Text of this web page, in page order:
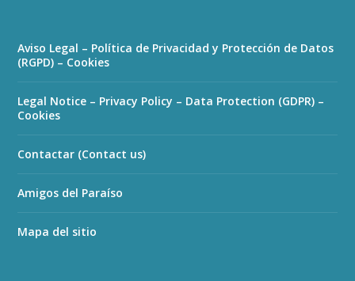
Aviso Legal – Política de Privacidad y Protección de Datos
(RGPD) – Cookies
Legal Notice – Privacy Policy – Data Protection (GDPR) –
Cookies
Contactar (Contact us)
Amigos del Paraíso
Mapa del sitio